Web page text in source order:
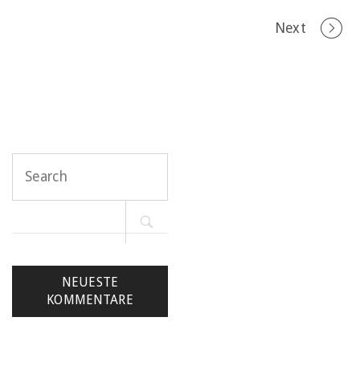
Next
for:
NEUESTE
KOMMENTARE